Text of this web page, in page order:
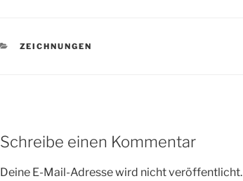
KATEGORIEN
ZEICHNUNGEN
Schreibe einen Kommentar
Deine E-Mail-Adresse wird nicht veröffentlicht.